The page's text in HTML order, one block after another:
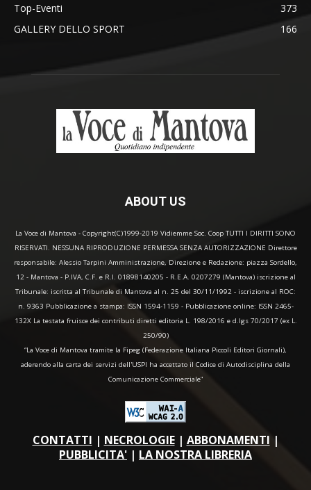
Top-Eventi
373
GALLERY DELLO SPORT
166
ABOUT US
La Voce di Mantova - Copyright(C)1999-2019 Vidiemme Soc. Coop TUTTI I DIRITTI SONO
RISERVATI. NESSUNA RIPRODUZIONE PERMESSA SENZA AUTORIZZAZIONE Direttore
responsabile: Alessio Tarpini Amministrazione, Direzione e Redazione: piazza Sordello,
12 - Mantova - P.IVA, C.F. e R.I. 01898140205 - R.E.A. 0207279 (Mantova) iscrizione al
Tribunale: iscritta al Tribunale di Mantova al n. 25 del 30/11/1992 - iscrizione al ROC:
n. 9363 Pubblicazione a stampa: ISSN 1594-1159 - Pubblicazione online: ISSN 2465-
132X La testata fruisce dei contributi diretti editoria L. 198/2016 e d.lgs 70/2017 (ex L.
250/90)
“La Voce di Mantova tramite la Fipeg (Federazione Italiana Piccoli Editori Giornali),
aderendo alla carta dei servizi dell'USPI ha accettato il Codice di Autodisciplina della
Comunicazione Commerciale"
CONTATTI | NECROLOGIE| ABBONAMENTI |
PUBBLICITA' | LA NOSTRA LIBRERIA